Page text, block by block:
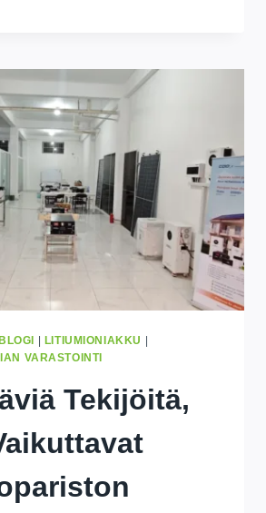
BLOGI LITIUMIONIAKKU
VARASTOINTI
Tekijöitä,